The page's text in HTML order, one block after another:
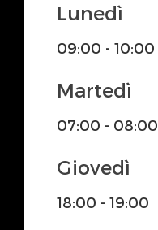
Lunedì
09:00 - 10:00
Martedì
07:00 - 08:00
Giovedì
18:00 - 19:00